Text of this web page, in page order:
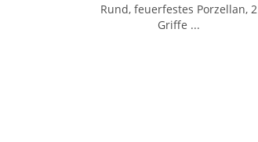
Rund, feuerfestes Porzellan, 2
Griffe ...